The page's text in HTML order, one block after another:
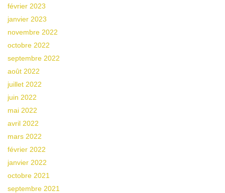
février 2023
janvier 2023
novembre 2022
octobre 2022
septembre 2022
août 2022
juillet 2022
juin 2022
mai 2022
avril 2022
mars 2022
février 2022
janvier 2022
octobre 2021
septembre 2021